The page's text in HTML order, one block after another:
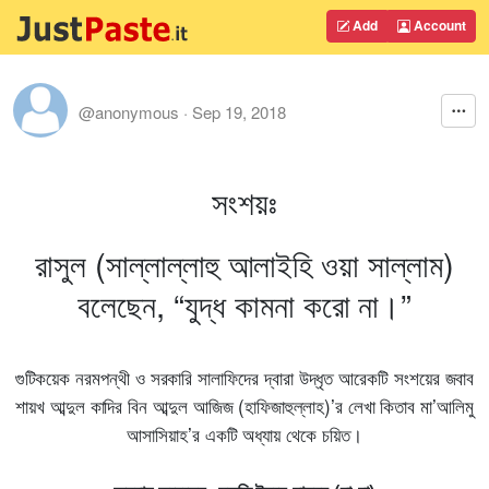
Add Account
@anonymous · Sep 19, 2018
সংশয়ঃ
রাসুল (সাল্লাল্লাহু আলাইহি ওয়া সাল্লাম)
বলেছেন, “যুদ্ধ কামনা করো না।”
গুটিকয়েক নরমপন্থী ও সরকারি সালাফিদের দ্বারা উদ্ধৃত আরেকটি সংশয়ের জবাব
শায়খ আব্দুল কাদির বিন আব্দুল আজিজ (হাফিজাহুল্লাহ)’র লেখা কিতাব মা’আলিমু
আসাসিয়াহ’র একটি অধ্যায় থেকে চয়িত।